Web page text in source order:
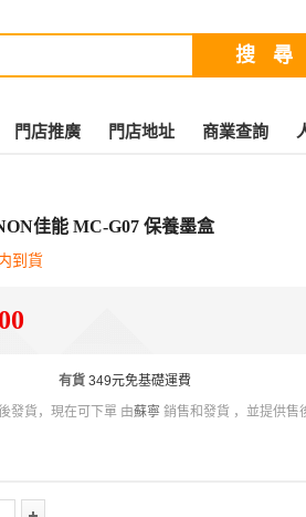
門店推廣 門店地址 商業查詢
佳能 MC-G07 保養墨盒
到貨
00
有貨 349元免基礎運費
發貨，現在可下單 由蘇寧 銷售和發貨 ，並提供售